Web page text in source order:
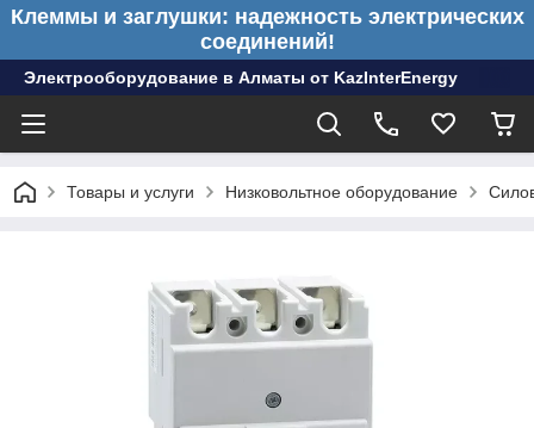
Клеммы и заглушки: надежность электрических
соединений!
Электрооборудование в Алматы от KazInterEnergy
Товары и услуги Низковольтное оборудование